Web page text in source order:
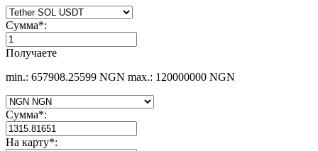
Сумма*:
Получаете
min.: 657908.25599 NGN max.: 120000000 NGN
Сумма*:
На карту*: